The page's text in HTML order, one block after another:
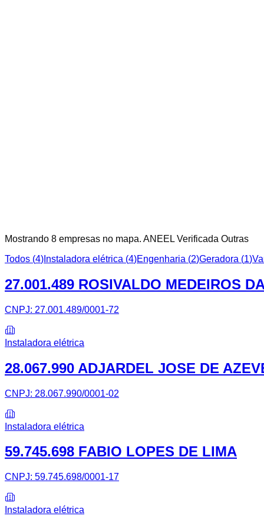
Mostrando 8 empresas no mapa. ANEEL Verificada Outras
Todos (4) Instaladora elétrica (4)Engenharia (2)Geradora (1)
27.001.489 ROSIVALDO MEDEIROS
CNPJ: 27.001.489/0001-72
Instaladora elétrica
28.067.990 ADJARDEL JOSE DE
CNPJ: 28.067.990/0001-02
Instaladora elétrica
59.745.698 FABIO LOPES DE LIMA
CNPJ: 59.745.698/0001-17
Instaladora elétrica